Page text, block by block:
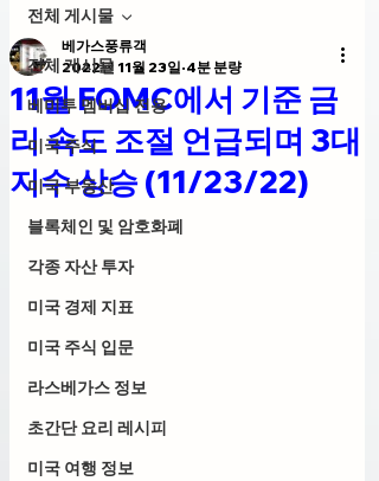
전체 게시물
베미투 멤버십 전용
미국 주식
미국 부동산
블록체인 및 암호화폐
각종 자산 투자
미국 경제 지표
미국 주식 입문
라스베가스 정보
초간단 요리 레시피
미국 여행 정보
전체 게시물
11월 FOMC에서 기준 금
리 속도 조절 언급되며 3대
지수 상승 (11/23/22)
베가스풍류객
2022년 11월 23일 4분 분량